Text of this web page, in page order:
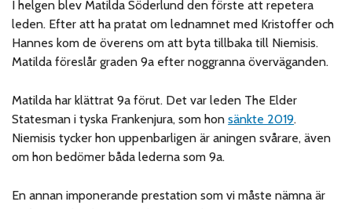
I helgen blev Matilda Söderlund den förste att repetera
leden. Efter att ha pratat om lednamnet med Kristoffer och
Hannes kom de överens om att byta tillbaka till Niemisis.
Matilda föreslår graden 9a efter noggranna överväganden.
Matilda har klättrat 9a förut. Det var leden The Elder
Statesman i tyska Frankenjura, som honsänkte 2019.
Niemisis tycker hon uppenbarligen är aningen svårare, även
om hon bedömer båda lederna som 9a.
En annan imponerande prestation som vi måste nämna är